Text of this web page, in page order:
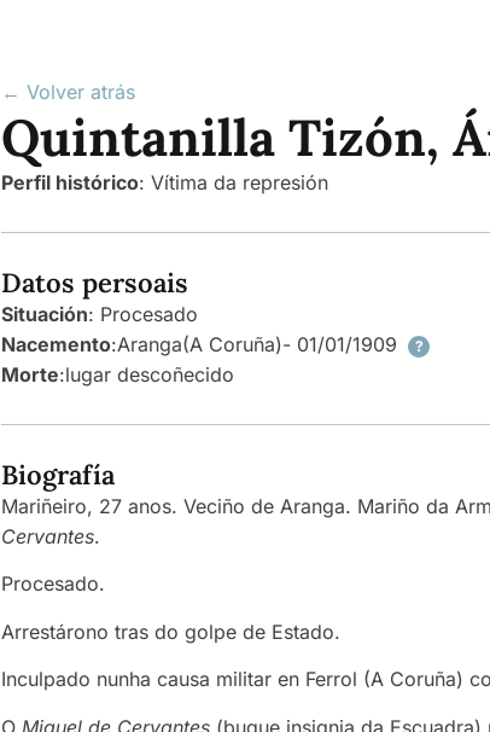
← Volver atrás
Quintanilla Tizón,
Perfil histórico: Vítima da represión
Datos persoais
Situación: Procesado
Nacemento:Aranga(A Coruña)- 01/01/1909 ?
Morte:lugar descoñecido
Biografía
Mariñeiro, 27 anos. Veciño de Aranga. Mariño da
Cervantes.
Procesado.
Arrestárono tras do golpe de Estado.
Inculpado nunha causa militar en Ferrol (A Coruña)
O Miguel de Cervantes (buque insignia da